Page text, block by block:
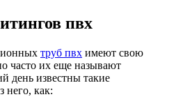
пвх
труб пвх имеют свою
часто их еще называют
день известны такие
него, как: